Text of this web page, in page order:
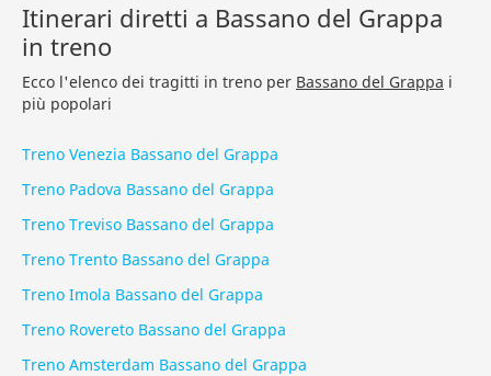
Itinerari diretti a Bassano del Grappa
in treno
Ecco l'elenco dei tragitti in treno per Bassano del Grappa i
più popolari
Treno Venezia Bassano del Grappa
Treno Padova Bassano del Grappa
Treno Treviso Bassano del Grappa
Treno Trento Bassano del Grappa
Treno Imola Bassano del Grappa
Treno Rovereto Bassano del Grappa
Treno Amsterdam Bassano del Grappa